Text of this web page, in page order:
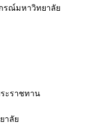
รณ์มหาวิทยาลัย
ะราชทาน
าลัย